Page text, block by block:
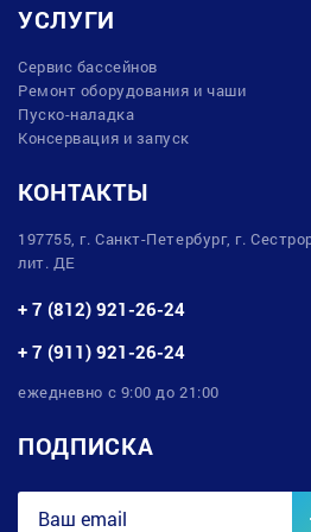
УСЛУГИ
Сервис бассейнов
Ремонт оборудования и чаши
Пуско-наладка
Консервация и запуск
КОНТАКТЫ
197755, г. Санкт-Петербург, г.
лит. ДЕ
+ 7 (812) 921-26-24
+ 7 (911) 921-26-24
ежедневно с 9:00 до 21:00
ПОДПИСКА